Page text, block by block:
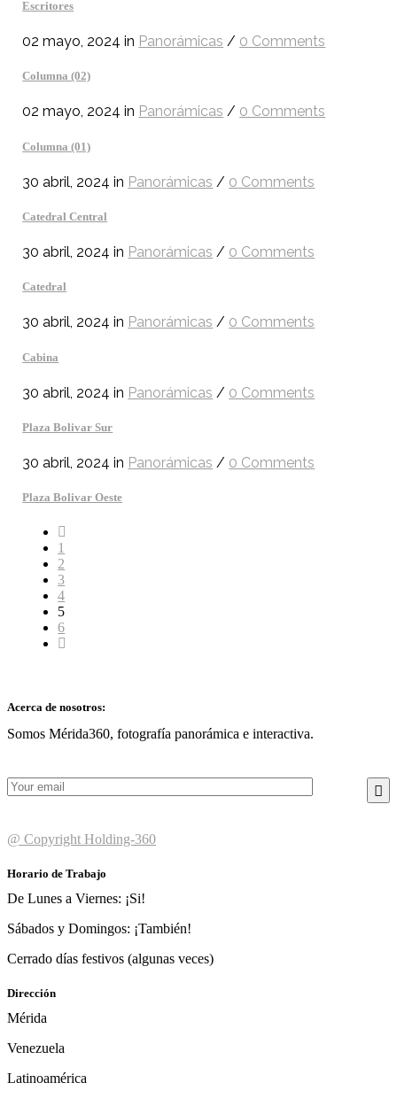
Escritores
02 mayo, 2024 in Panorámicas / 0 Comments
Columna (02)
02 mayo, 2024 in Panorámicas / 0 Comments
Columna (01)
30 abril, 2024 in Panorámicas / 0 Comments
Catedral Central
30 abril, 2024 in Panorámicas / 0 Comments
Catedral
30 abril, 2024 in Panorámicas / 0 Comments
Cabina
30 abril, 2024 in Panorámicas / 0 Comments
Plaza Bolivar Sur
30 abril, 2024 in Panorámicas / 0 Comments
Plaza Bolivar Oeste
1
2
3
4
5
6
Acerca de nosotros:
Somos Mérida360, fotografía panorámica e interactiva.
@ Copyright Holding-360
Horario de Trabajo
De Lunes a Viernes: ¡Si!
Sábados y Domingos: ¡También!
Cerrado días festivos (algunas veces)
Dirección
Mérida
Venezuela
Latinoamérica